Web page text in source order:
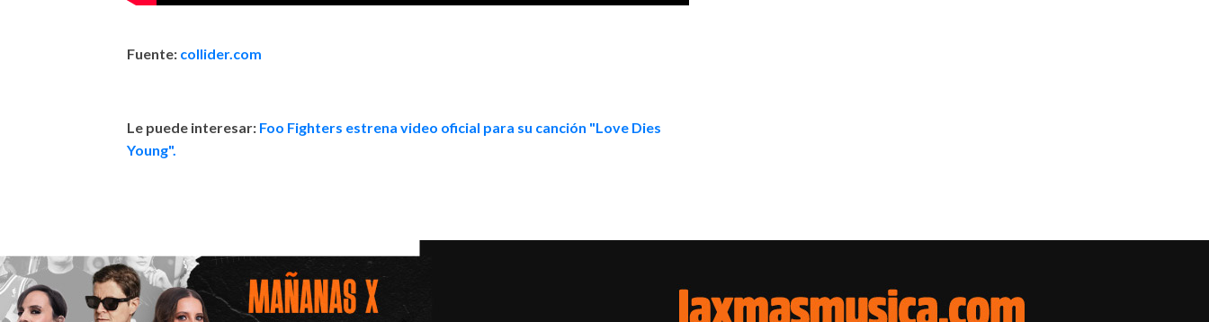
Fuente: collider.com
Le puede interesar: Foo Fighters estrena video oficial para su canción "Love Dies
Young".